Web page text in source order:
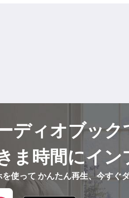
ディオブック
ま時間にイン
を使って かんたん再生、今すぐ